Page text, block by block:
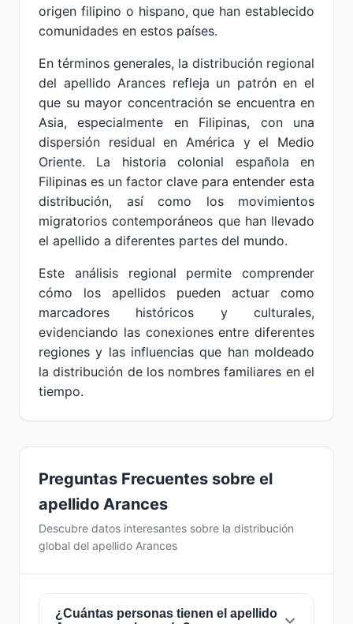
origen filipino o hispano, que han establecido
comunidades en estos países.
En términos generales, la distribución regional
del apellido Arances refleja un patrón en el
que su mayor concentración se encuentra en
Asia, especialmente en Filipinas, con una
dispersión residual en América y el Medio
Oriente. La historia colonial española en
Filipinas es un factor clave para entender esta
distribución, así como los movimientos
migratorios contemporáneos que han llevado
el apellido a diferentes partes del mundo.
Este análisis regional permite comprender
cómo los apellidos pueden actuar como
marcadores históricos y culturales,
evidenciando las conexiones entre diferentes
regiones y las influencias que han moldeado
la distribución de los nombres familiares en el
tiempo.
Preguntas Frecuentes sobre el
apellido Arances
Descubre datos interesantes sobre la distribución
global del apellido Arances
¿Cuántas personas tienen el apellido